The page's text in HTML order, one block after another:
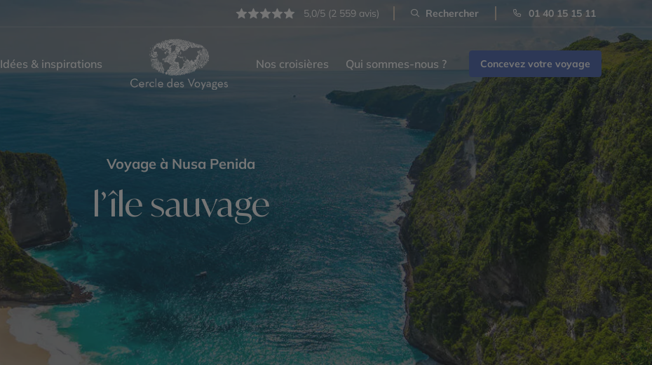
5,0/5 (2 559 avis) Rechercher 01 40 15 15 11
Idées & inspirations Nos croisières Qui sommes-nous ? Concevez votre voyage
Voyage à Nusa Penida
l’île sauvage